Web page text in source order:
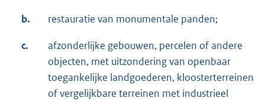
b. restauratie van monumentale panden;
c.
afzonderlijke gebouwen, percelen of andere
objecten, met uitzondering van openbaar
toegankelijke landgoederen, kloosterterreinen
of vergelijkbare terreinen met industrieel